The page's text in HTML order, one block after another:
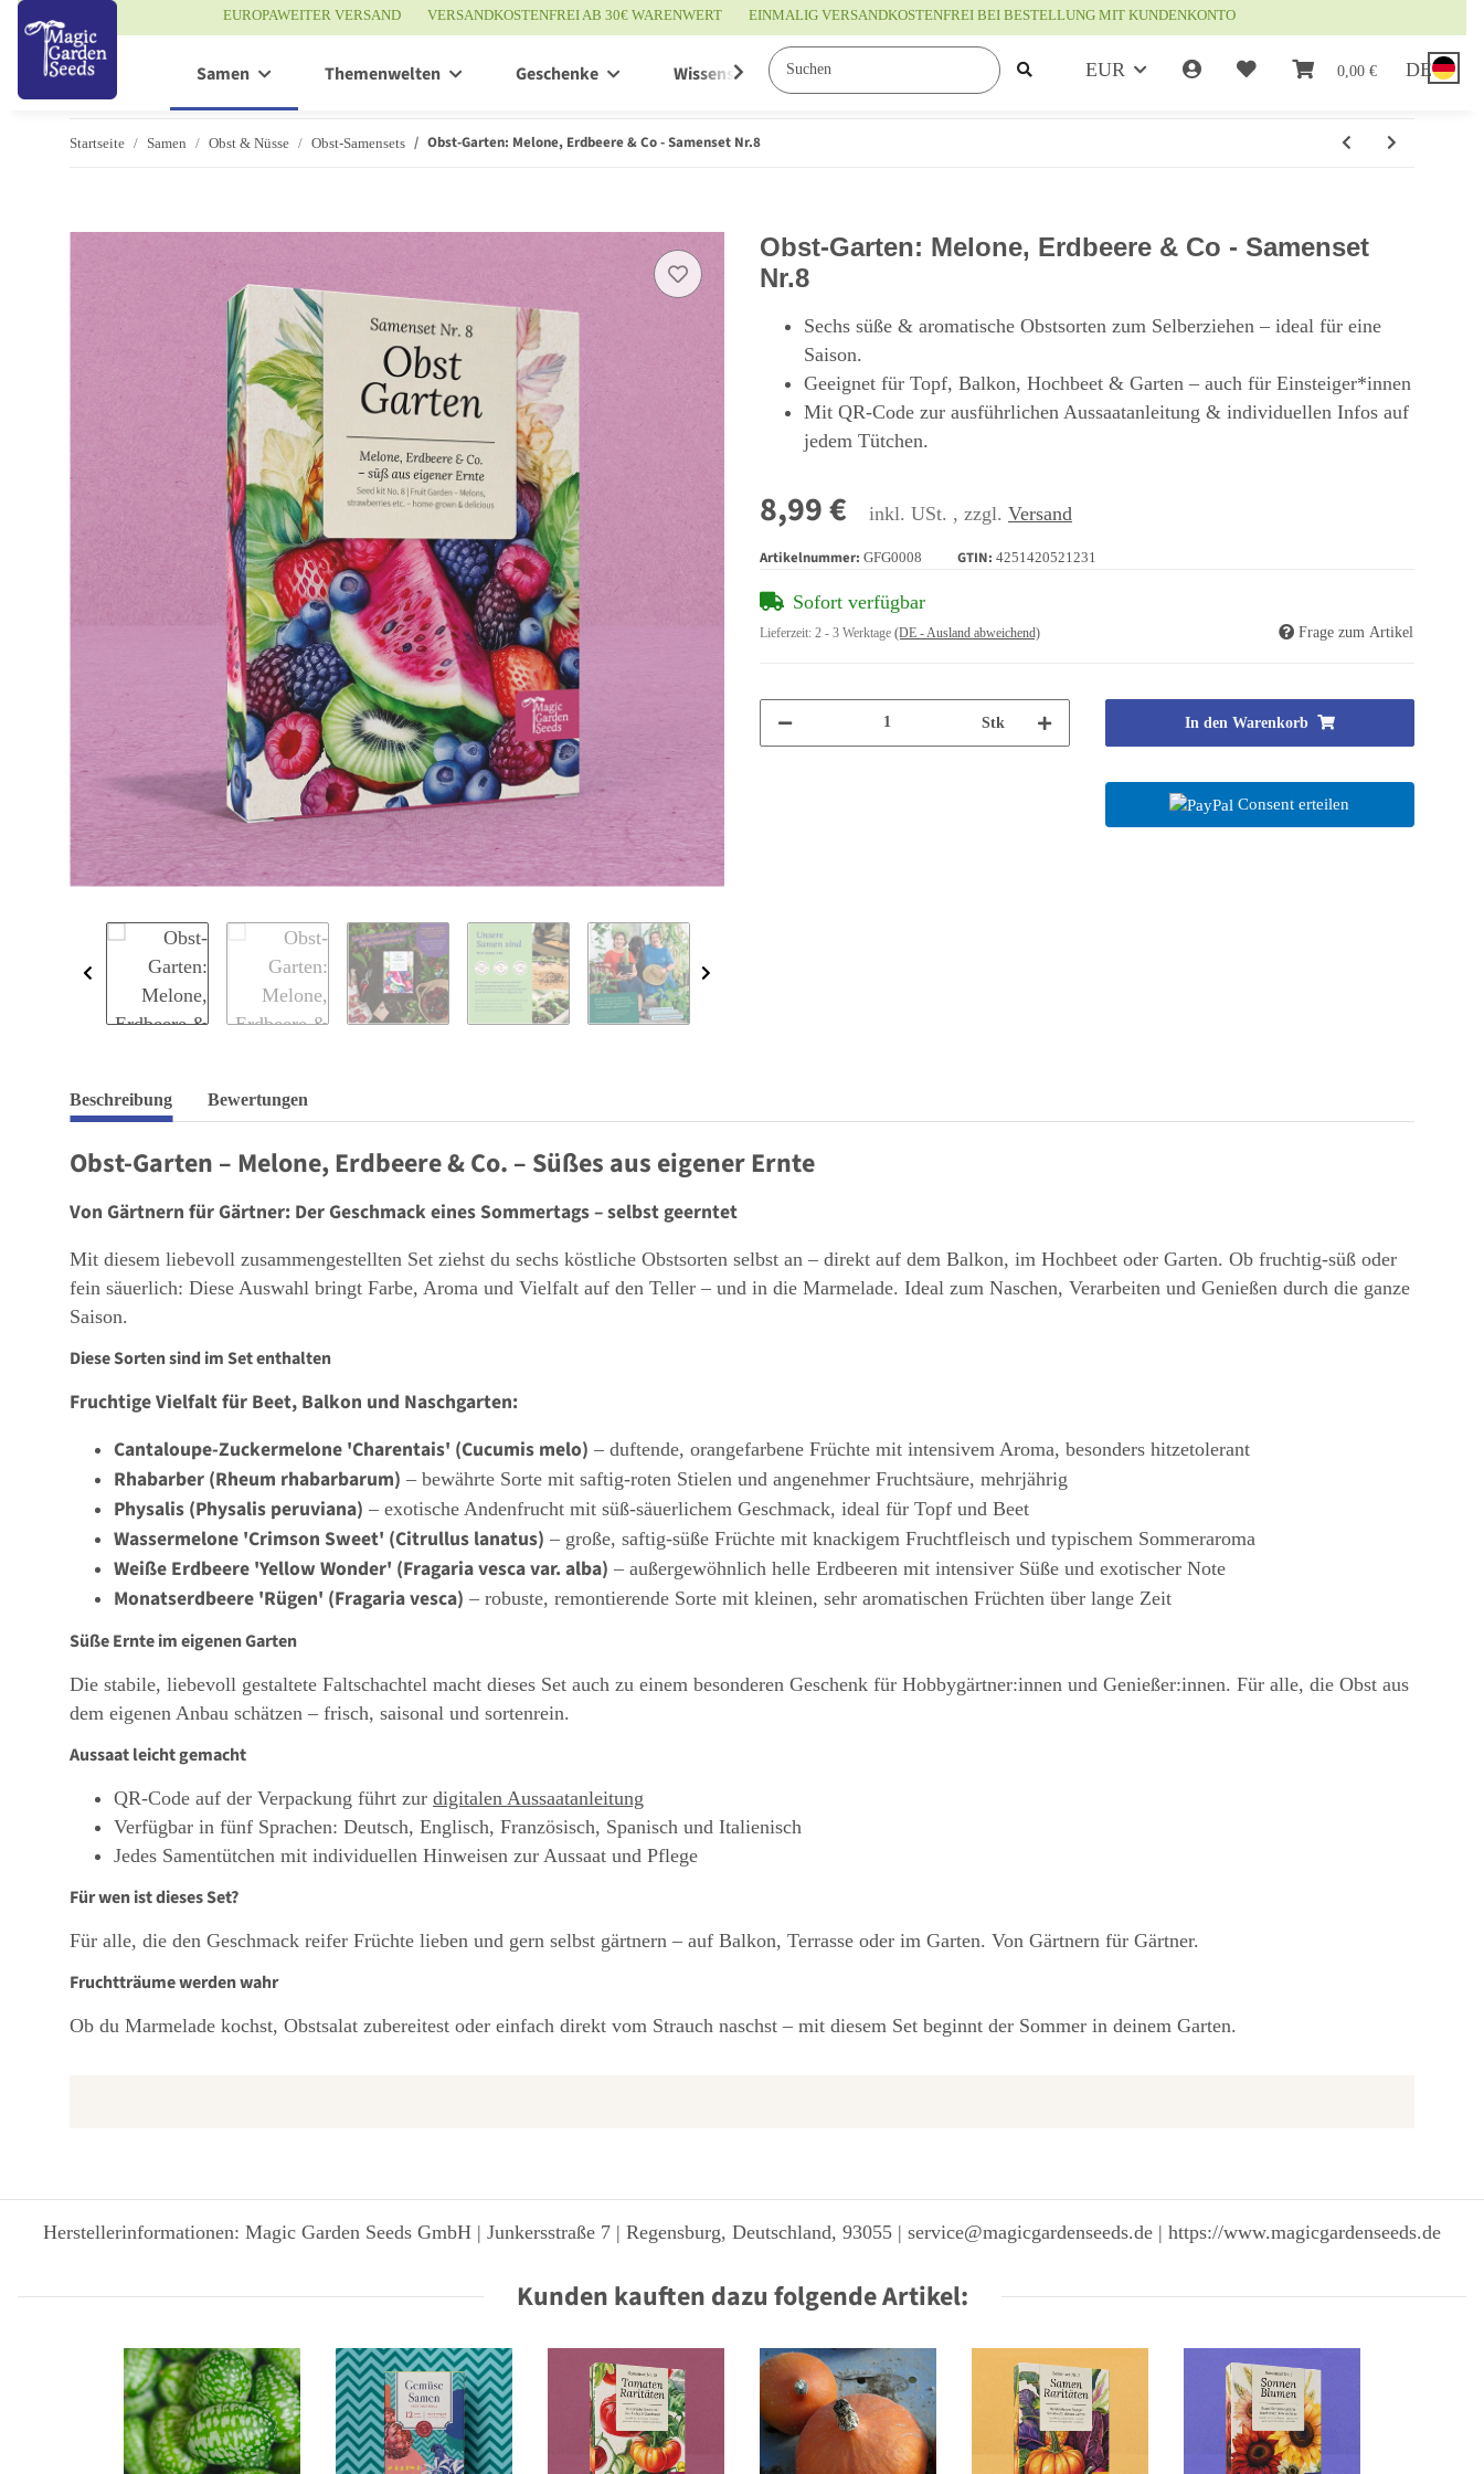
EUROPAWEITER VERSAND VERSANDKOSTENFREI AB 30€ WARENWERT EINMALIG VERSANDKOSTENFREI BEI BESTELLUNG MIT KUNDENKONTO
EUR 0,00 € DE
Samen Themenwelten Geschenke Wissenswertes
Startseite Samen Obst & Nüsse Obst-Samensets Obst-Garten: Melone, Erdbeere & Co - Samenset Nr.8
Obst-Garten: Melone, Erdbeere & Co - Samenset
Nr.8
Sechs süße & aromatische Obstsorten zum Selberziehen – ideal für eine
Saison.
Geeignet für Topf, Balkon, Hochbeet & Garten – auch für Einsteiger*innen
Mit QR-Code zur ausführlichen Aussaatanleitung & individuellen Infos auf
jedem Tütchen.
8,99 € inkl. USt. , zzgl. Versand
Artikelnummer: GFG0008 GTIN: 4251420521231
Sofort verfügbar
Lieferzeit: 2 - 3 Werktage (DE - Ausland abweichend) Frage zum Artikel
Stk In den Warenkorb
Consent erteilen
Beschreibung Bewertungen
Obst-Garten – Melone, Erdbeere & Co. – Süßes aus eigener Ernte
Von Gärtnern für Gärtner: Der Geschmack eines Sommertags – selbst geerntet
Mit diesem liebevoll zusammengestellten Set ziehst du sechs köstliche Obstsorten selbst an – direkt auf dem Balkon, im Hochbeet oder Garten. Ob fruchtig-süß oder
fein säuerlich: Diese Auswahl bringt Farbe, Aroma und Vielfalt auf den Teller – und in die Marmelade. Ideal zum Naschen, Verarbeiten und Genießen durch die ganze
Saison.
Diese Sorten sind im Set enthalten
Fruchtige Vielfalt für Beet, Balkon und Naschgarten:
Cantaloupe-Zuckermelone 'Charentais' (Cucumis melo) – duftende, orangefarbene Früchte mit intensivem Aroma, besonders hitzetolerant
Rhabarber (Rheum rhabarbarum) – bewährte Sorte mit saftig-roten Stielen und angenehmer Fruchtsäure, mehrjährig
Physalis (Physalis peruviana) – exotische Andenfrucht mit süß-säuerlichem Geschmack, ideal für Topf und Beet
Wassermelone 'Crimson Sweet' (Citrullus lanatus) – große, saftig-süße Früchte mit knackigem Fruchtfleisch und typischem Sommeraroma
Weiße Erdbeere 'Yellow Wonder' (Fragaria vesca var. alba) – außergewöhnlich helle Erdbeeren mit intensiver Süße und exotischer Note
Monatserdbeere 'Rügen' (Fragaria vesca) – robuste, remontierende Sorte mit kleinen, sehr aromatischen Früchten über lange Zeit
Süße Ernte im eigenen Garten
Die stabile, liebevoll gestaltete Faltschachtel macht dieses Set auch zu einem besonderen Geschenk für Hobbygärtner:innen und Genießer:innen. Für alle, die Obst aus
dem eigenen Anbau schätzen – frisch, saisonal und sortenrein.
Aussaat leicht gemacht
QR-Code auf der Verpackung führt zur digitalen Aussaatanleitung
Verfügbar in fünf Sprachen: Deutsch, Englisch, Französisch, Spanisch und Italienisch
Jedes Samentütchen mit individuellen Hinweisen zur Aussaat und Pflege
Für wen ist dieses Set?
Für alle, die den Geschmack reifer Früchte lieben und gern selbst gärtnern – auf Balkon, Terrasse oder im Garten. Von Gärtnern für Gärtner.
Fruchtträume werden wahr
Ob du Marmelade kochst, Obstsalat zubereitest oder einfach direkt vom Strauch naschst – mit diesem Set beginnt der Sommer in deinem Garten.
Herstellerinformationen: Magic Garden Seeds GmbH | Junkersstraße 7 | Regensburg, Deutschland, 93055 | service@magicgardenseeds.de | https://www.magicgardenseeds.de
Kunden kauften dazu folgende Artikel: